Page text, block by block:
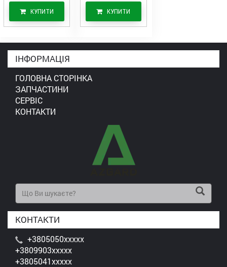
КУПИТИ КУПИТИ
ІНФОРМАЦІЯ
ГОЛОВНА СТОРІНКА
ЗАПЧАСТИНИ
СЕРВІС
КОНТАКТИ
КОНТАКТИ
+3805050xxxxx
+3809903xxxxx
+3805041xxxxx